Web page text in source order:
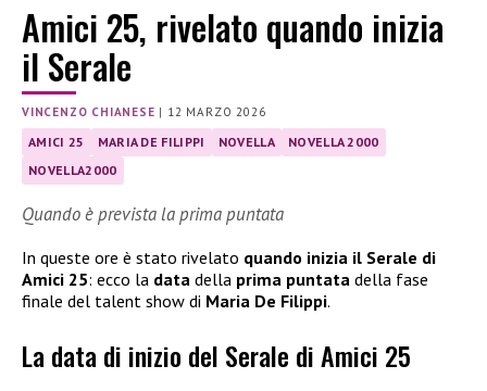
Amici 25, rivelato quando inizia
il Serale
VINCENZO CHIANESE | 12 MARZO 2026
AMICI 25 MARIA DE FILIPPI NOVELLA
NOVELLA 2000
NOVELLA2000
Quando è prevista la prima puntata
In queste ore è stato rivelato quando inizia il Serale di
Amici 25: ecco la data della prima puntata della fase
finale del talent show di Maria De Filippi.
La data di inizio del Serale di Amici 25